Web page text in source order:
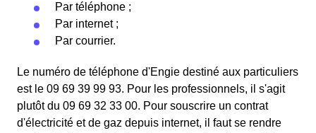
Par téléphone ;
Par internet ;
Par courrier.
Le numéro de téléphone d'Engie destiné aux particuliers
est le 09 69 39 99 93. Pour les professionnels, il s'agit
plutôt du 09 69 32 33 00. Pour souscrire un contrat
d'électricité et de gaz depuis internet, il faut se rendre